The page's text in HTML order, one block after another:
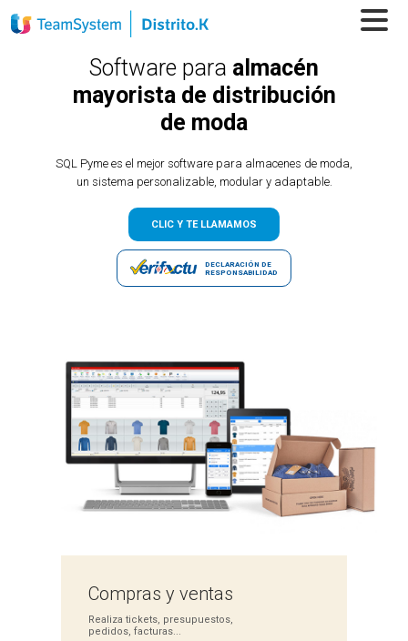
Software para almacén
mayorista de distribución
de moda
SQL Pyme es el mejor software para almacenes de moda,
un sistema personalizable, modular y adaptable.
CLIC Y TE LLAMAMOS
DECLARACIÓN DE
RESPONSABILIDAD
Comprasy ventas
Realiza tickets, presupuestos,
pedidos, facturas...